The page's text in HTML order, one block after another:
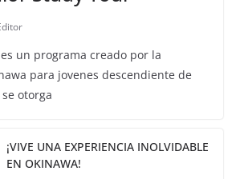
un programa creado por la
para jovenes descendiente de
otorga
¡VIVE UNA EXPERIENCIA INOLVIDABLE
EN OKINAWA!